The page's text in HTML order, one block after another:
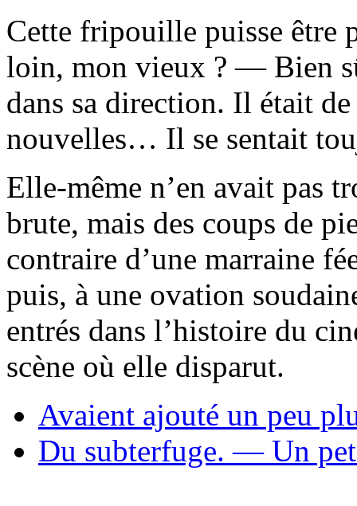
Cette fripouille puisse être
loin, mon vieux ? — Bien
dans sa direction. Il était
nouvelles… Il se sentait
Elle-même n’en avait pas
brute, mais des coups de
contraire d’une marraine
puis, à une ovation
entrés dans l’histoire du
scène où elle disparut.
Avaient ajouté un peu
Du subterfuge. — Un